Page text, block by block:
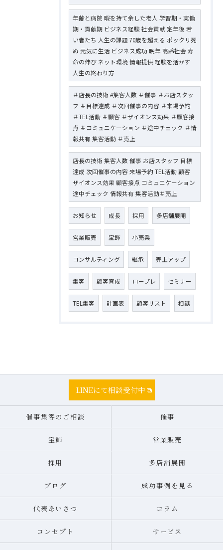
年齢と病院 暇を持て余した老人 学習期・実働
期・貢献期 ビジネス経験 社会貢献 定年後 若
い者たち 人生の課題 70歳を超える ポックリ死
ぬ 元気に生活 ビジネス成功 晩年 高齢社会 寿
命の伸び ネット環境 情報提供 経験を活かす
人生の終わり方
＃店長の技術 #集客人数 ＃催事 ＃お店スタッ
フ ＃目標達成 ＃次回催事の内容 ＃来場予約
＃TEL活動 ＃顧客 ＃ザイオンス効果 ＃顧客接
点 ＃コミュニケーション ＃途中チェック ＃情
報共有 集客活動 ＃売上
店長の技術 集客人数 催事 お店スタッフ 目標
達成 次回催事の内容 来場予約 TEL活動 顧客
ザイオンス効果 顧客接点 コミュニケーション
途中チェック 情報共有 集客活動＃売上
お知らせ 成長 採用 多店舗展開
営業販売 宝飾 小売業
コンサルティング 継承 売上アップ
集客 顧客育成 ロープレ セミナー
TEL集客 計画表 顧客リスト 相談
LINEにて相談受付中
催事集客のご相談 催事
宝飾 営業販売
採用 多店舗展開
ブログ 成功事例を見る
代表あいさつ コラム
コンセプト サービス